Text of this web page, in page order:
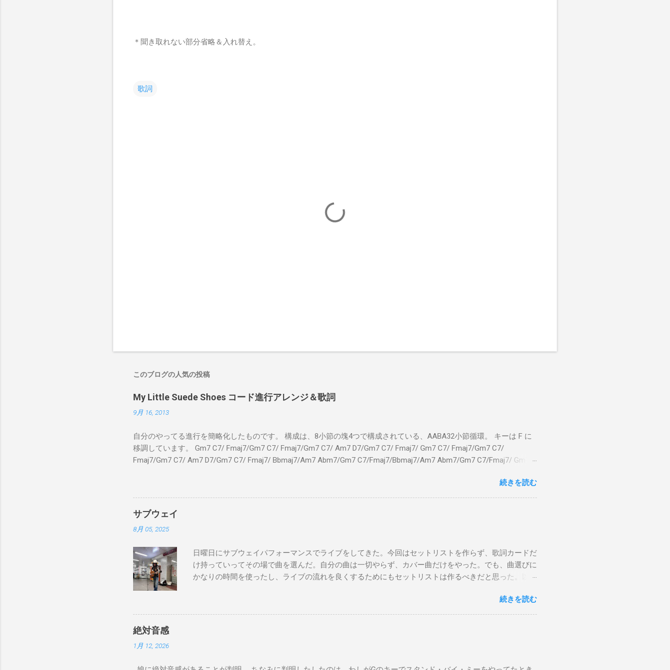
＊聞き取れない部分省略＆入れ替え。
歌詞
このブログの人気の投稿
My Little Suede Shoes コード進行アレンジ＆歌詞
9月 16, 2013
自分のやってる進行を簡略化したものです。 構成は、8小節の塊4つで構成されている、AABA32小節循環。 キーは F に
移調しています。 Gm7 C7/ Fmaj7/Gm7 C7/ Fmaj7/Gm7 C7/ Am7 D7/Gm7 C7/ Fmaj7/ Gm7 C7/ Fmaj7/Gm7 C7/
Fmaj7/Gm7 C7/ Am7 D7/Gm7 C7/ Fmaj7/ Bbmaj7/Am7 Abm7/Gm7 C7/Fmaj7/Bbmaj7/Am7 Abm7/Gm7 C7/Fmaj7/ Gm7
C7 Fmaj7 黒いスエードシューズ Gm7 C7 Am とてもお気に入りなのさ D7 Gm7 C7 Fmaj7 どこへ行く
のも一緒さ Gm7 C7 Fmaj7 僕のスウェードシューズ Gm7 C7 Fmaj7 先の尖ったシューズ Gm7 C7
Am7 とてもカッコいいのさ D7 Gm7 C7 Fmaj7 いつも気分最高 Bbmaj7 Am7 Abm7 こい...
続きを読む
サブウェイ
8月 05, 2025
日曜日にサブウェイパフォーマンスでライブをしてきた。今回はセットリストを作らず、歌詞カードだ
け持っていってその場で曲を選んだ。自分の曲は一切やらず、カバー曲だけをやった。でも、曲選びに
かなりの時間を使ったし、ライブの流れを良くするためにもセットリストは作るべきだと思った。以下
でやってない違う曲をやる予定です。是非お越しください。 A change is gonna come Gee, baby, ain't I
good to you Michelle All Of Me Susie Q St. Louis Blues Amado Mio 上を向いて歩こう The Dock Of The
続きを読む
絶対音感
1月 12, 2026